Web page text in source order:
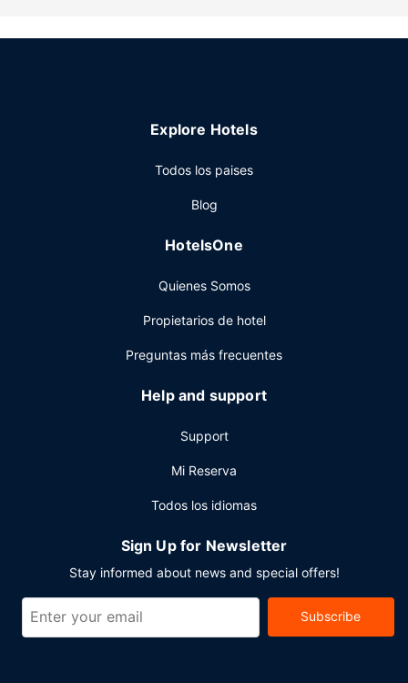
Explore Hotels
Todos los paises
Blog
HotelsOne
Quienes Somos
Propietarios de hotel
Preguntas más frecuentes
Help and support
Support
Mi Reserva
Todos los idiomas
Sign Up for Newsletter
Stay informed about news and special offers!
Subscribe